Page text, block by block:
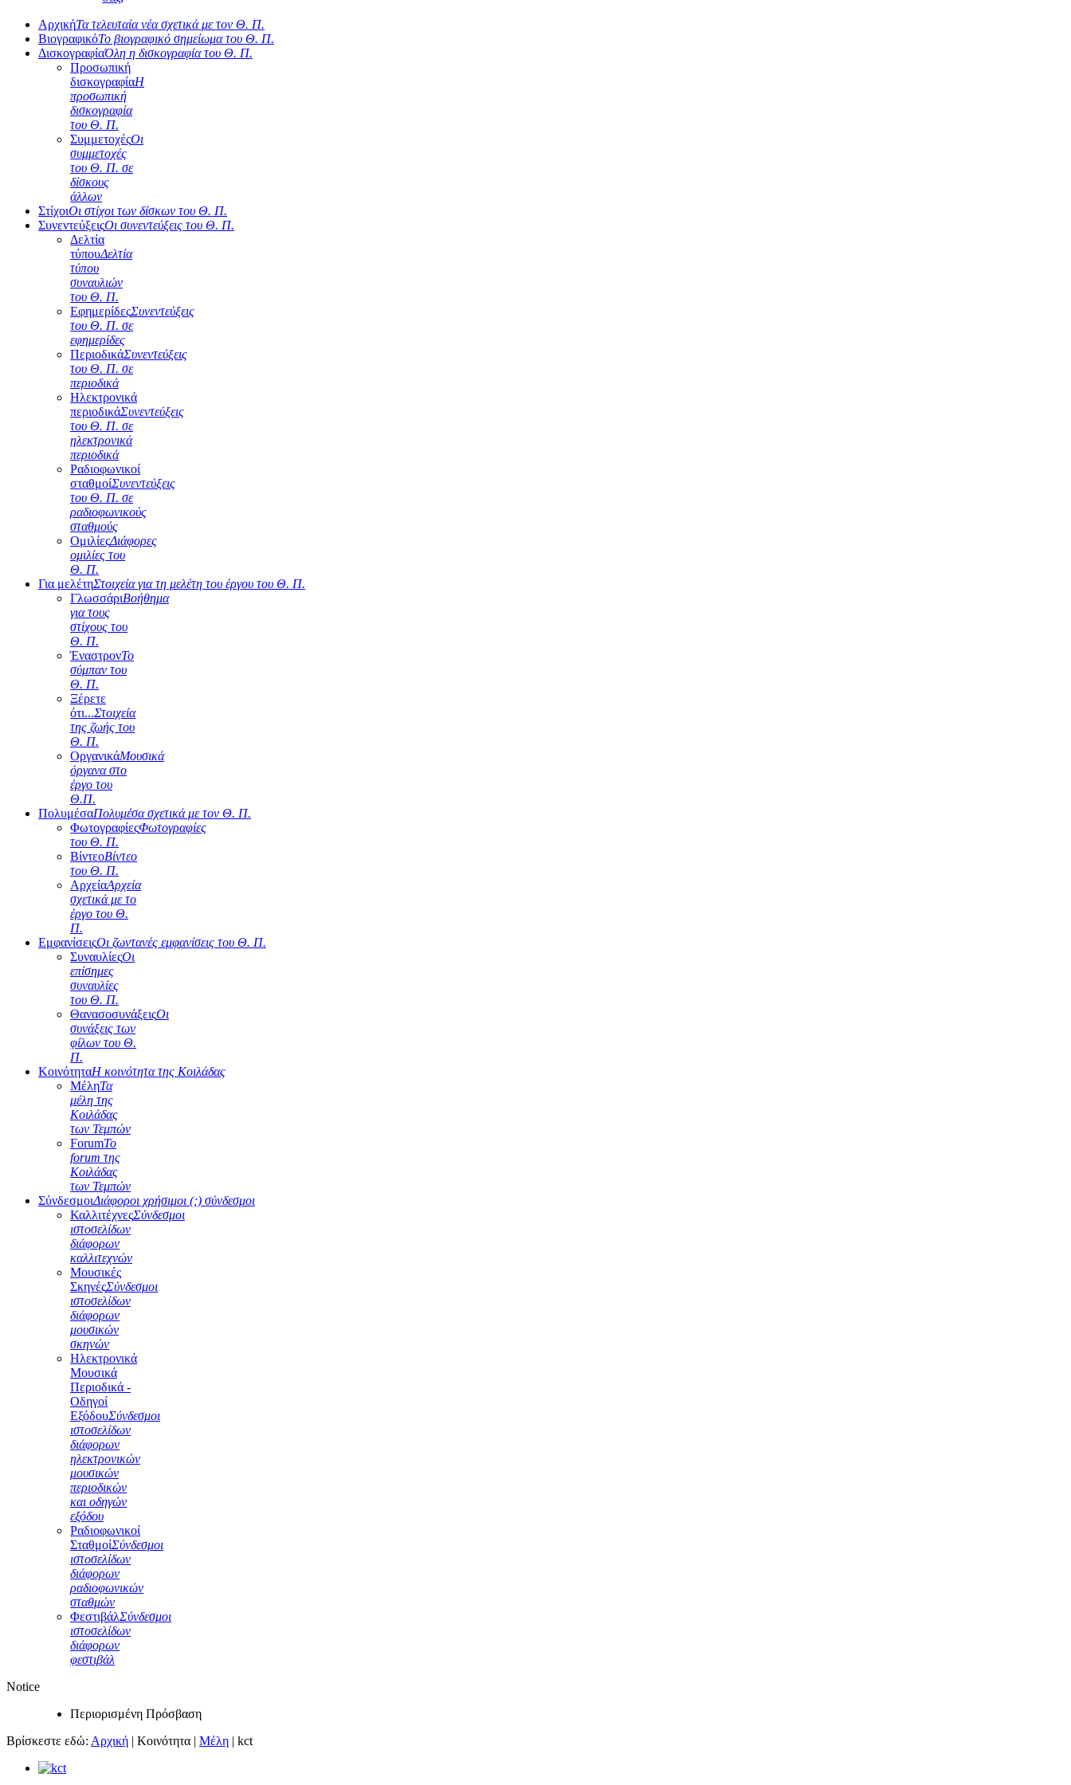
ΑρχικήΤα τελευταία νέα σχετικά με τον Θ. Π.
ΒιογραφικόΤο βιογραφικό σημείωμα του Θ. Π.
ΔισκογραφίαΌλη η δισκογραφία του Θ. Π.
Προσωπική
δισκογραφίαΗ
προσωπική
δισκογραφία
του Θ. Π.
ΣυμμετοχέςΟι
συμμετοχές
του Θ. Π. σε
δίσκους
άλλων
ΣτίχοιΟι στίχοι των δίσκων του Θ. Π.
ΣυνεντεύξειςΟι συνεντεύξεις του Θ. Π.
Δελτία
τύπουΔελτία
τύπου
συναυλιών
του Θ. Π.
ΕφημερίδεςΣυνεντεύξεις
του Θ. Π. σε
εφημερίδες
ΠεριοδικάΣυνεντεύξεις
του Θ. Π. σε
περιοδικά
Ηλεκτρονικά
περιοδικάΣυνεντεύξεις
του Θ. Π. σε
ηλεκτρονικά
περιοδικά
Ραδιοφωνικοί
σταθμοίΣυνεντεύξεις
του Θ. Π. σε
ραδιοφωνικούς
σταθμούς
ΟμιλίεςΔιάφορες
ομιλίες του
Θ. Π.
Για μελέτηΣτοιχεία για τη μελέτη του έργου του Θ. Π.
ΓλωσσάριΒοήθημα
για τους
στίχους του
Θ. Π.
ΈναστρονΤο
σύμπαν του
Θ. Π.
Ξέρετε
ότι...Στοιχεία
της ζωής του
Θ. Π.
ΟργανικάΜουσικά
όργανα στο
έργο του
Θ.Π.
ΠολυμέσαΠολυμέσα σχετικά με τον Θ. Π.
ΦωτογραφίεςΦωτογραφίες
του Θ. Π.
ΒίντεοΒίντεο
του Θ. Π.
ΑρχείαΑρχεία
σχετικά με το
έργο του Θ.
Π.
ΕμφανίσειςΟι ζωντανές εμφανίσεις του Θ. Π.
ΣυναυλίεςΟι
επίσημες
συναυλίες
του Θ. Π.
ΘανασοσυνάξειςΟι
συνάξεις των
φίλων του Θ.
Π.
ΚοινότηταΗ κοινότητα της Κοιλάδας
ΜέληΤα
μέλη της
Κοιλάδας
των Τεμπών
ForumΤο
forum της
Κοιλάδας
των Τεμπών
ΣύνδεσμοιΔιάφοροι χρήσιμοι (;) σύνδεσμοι
ΚαλλιτέχνεςΣύνδεσμοι
ιστοσελίδων
διάφορων
καλλιτεχνών
Μουσικές
ΣκηνέςΣύνδεσμοι
ιστοσελίδων
διάφορων
μουσικών
σκηνών
Ηλεκτρονικά
Μουσικά
Περιοδικά -
Οδηγοί
ΕξόδουΣύνδεσμοι
ιστοσελίδων
διάφορων
ηλεκτρονικών
μουσικών
περιοδικών
και οδηγών
εξόδου
Ραδιοφωνικοί
ΣταθμοίΣύνδεσμοι
ιστοσελίδων
διάφορων
ραδιοφωνικών
σταθμών
ΦεστιβάλΣύνδεσμοι
ιστοσελίδων
διάφορων
φεστιβάλ
Notice
Περιορισμένη Πρόσβαση
Βρίσκεστε εδώ: Αρχική | Κοινότητα | Μέλη | kct